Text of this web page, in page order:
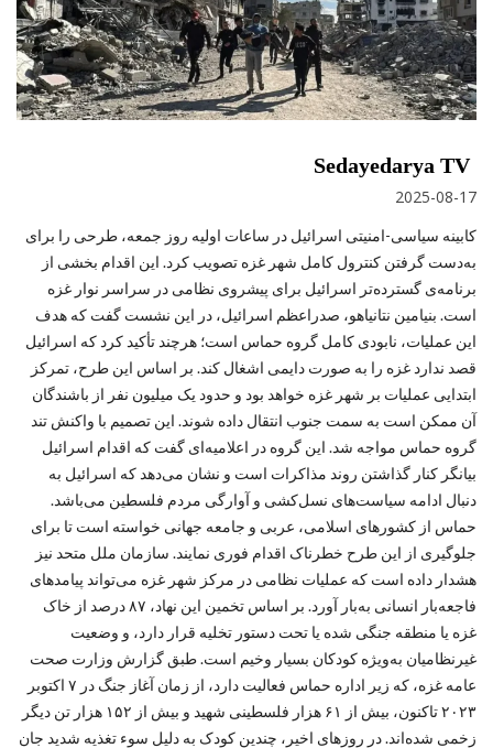
Sedayedarya TV
2025-08-17
کابینه سیاسی-امنیتی اسرائیل در ساعات اولیه روز جمعه، طرحی را برای
به‌دست گرفتن کنترول کامل شهر غزه تصویب کرد. این اقدام بخشی از
برنامه‌ی گسترده‌تر اسرائیل برای پیشروی نظامی در سراسر نوار غزه
است. بنیامین نتانیاهو، صدراعظم اسرائیل، در این نشست گفت که هدف
این عملیات، نابودی کامل گروه حماس است؛ هرچند تأکید کرد که اسرائیل
قصد ندارد غزه را به صورت دایمی اشغال کند. بر اساس این طرح، تمرکز
ابتدایی عملیات بر شهر غزه خواهد بود و حدود یک میلیون نفر از باشند‌گان
آن ممکن است به سمت جنوب انتقال داده شوند. این تصمیم با واکنش تند
گروه حماس مواجه شد. این گروه در اعلامیه‌ای گفت که اقدام اسرائیل
بیانگر کنار گذاشتن روند مذاکرات است و نشان می‌دهد که اسرائیل به
دنبال ادامه سیاست‌های نسل‌کشی و آوارگی مردم فلسطین می‌باشد.
حماس از کشورهای اسلامی، عربی و جامعه جهانی خواسته است تا برای
جلوگیری از این طرح خطرناک اقدام فوری نمایند. سازمان ملل متحد نیز
هشدار داده است که عملیات نظامی در مرکز شهر غزه می‌تواند پیامدهای
فاجعه‌بار انسانی به‌بار آورد. بر اساس تخمین این نهاد، ۸۷ درصد از خاک
غزه یا منطقه جنگی شده یا تحت دستور تخلیه قرار دارد، و وضعیت
غیرنظامیان به‌ویژه کودکان بسیار وخیم است. طبق گزارش وزارت صحت
عامه غزه، که زیر اداره حماس فعالیت دارد، از زمان آغاز جنگ در ۷ اکتوبر
۲۰۲۳ تاکنون، بیش از ۶۱ هزار فلسطینی شهید و بیش از ۱۵۲ هزار تن دیگر
زخمی شده‌اند. در روزهای اخیر، چندین کودک به دلیل سوء تغذیه شدید جان